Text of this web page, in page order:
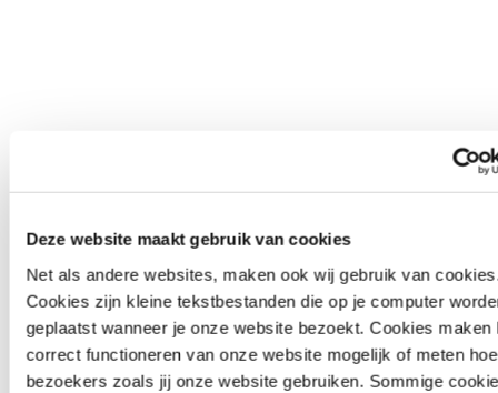
Deze website maakt gebruik van cookies
Net als andere websites, maken ook wij gebruik van
Cookies zijn kleine tekstbestanden die op je computer
geplaatst wanneer je onze website bezoekt. Cookies maken
correct functioneren van onze website mogelijk of meten hoe
bezoekers zoals jij onze website gebruiken. Sommige